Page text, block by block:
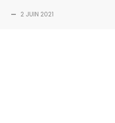
— 2 JUIN 2021